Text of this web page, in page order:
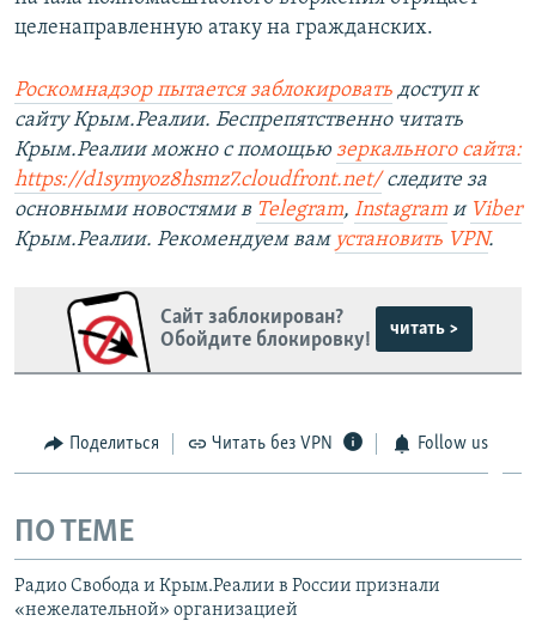
целенаправленную атаку на гражданских.
Роскомнадзор пытается заблокировать доступ к
сайту Крым.Реалии. Беспрепятственно читать
Крым.Реалии можно с помощью зеркального сайта:
https://d1symyoz8hsmz7.cloudfront.net/следите за
основными новостями в Telegram, Instagram и Viber
Крым.Реалии. Рекомендуем вам установить VPN.
Сайт заблокирован?
Обойдите блокировку!
читать >
Поделиться Читать без VPN Follow us
ПО ТЕМЕ
Радио Свобода и Крым.Реалии в России признали
«нежелательной» организацией